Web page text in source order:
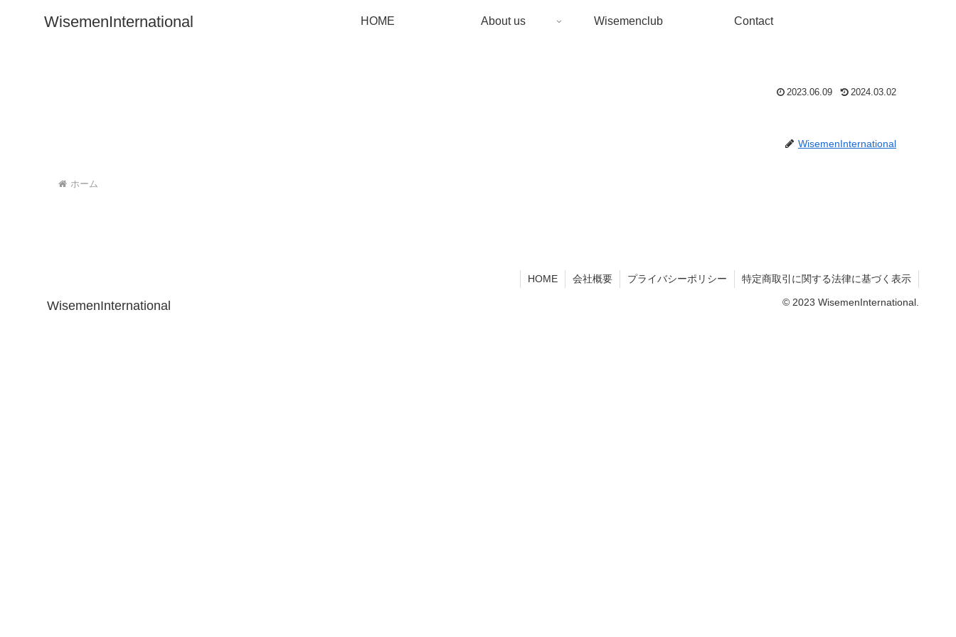
WisemenInternational HOME About us Wisemenclub Contact
2023.06.09 2024.03.02
WisemenInternational
ホーム
WisemenInternational
HOME 会社概要 プライバシーポリシー 特定商取引に関する法律に基づく表示
© 2023 WisemenInternational.